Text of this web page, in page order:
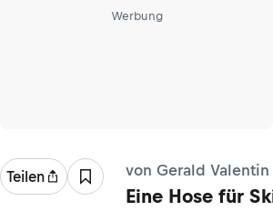
Werbung
Teilen von Gerald Valentin
Eine Hose für